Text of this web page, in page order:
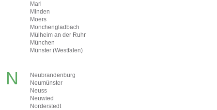
Marl
Minden
Moers
Mönchengladbach
Mülheim an der Ruhr
München
Münster (Westfalen)
N
Neubrandenburg
Neumünster
Neuss
Neuwied
Norderstedt